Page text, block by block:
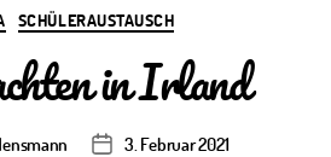
Kategorien
SCHÜLERAUSTAUSCH
in Irland
Veröffentlichungsdatum
3. Februar 2021